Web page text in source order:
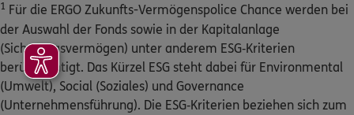
1 Für die ERGO Zukunfts-Vermögenspolice Chance werden bei
der Auswahl der Fonds sowie in der Kapitalanlage
(Sicherungsvermögen) unter anderem ESG‑Kriterien
berücksichtigt. Das Kürzel ESG steht dabei für Environmental
(Umwelt), Social (Soziales) und Governance
(Unternehmensführung). Die ESG‑Kriterien beziehen sich zum